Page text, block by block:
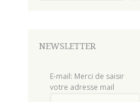
NEWSLETTER
E-mail: Merci de saisir
votre adresse mail